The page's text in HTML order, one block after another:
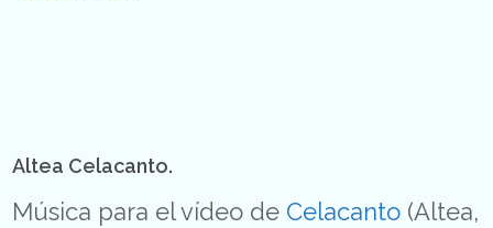
Altea Celacanto.
Música para el vídeo de Celacanto (Altea,